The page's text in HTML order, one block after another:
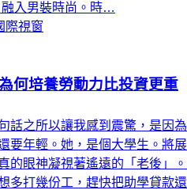
入男裝時尚。時…
際視窗
何培養勞動力比投資更重
話之所以讓我感到震驚，是因為
要年輕。她，是個大學生。將展
的眼神凝視著遙遠的「老後」。
多打幾份工，趕快把助學貸款還